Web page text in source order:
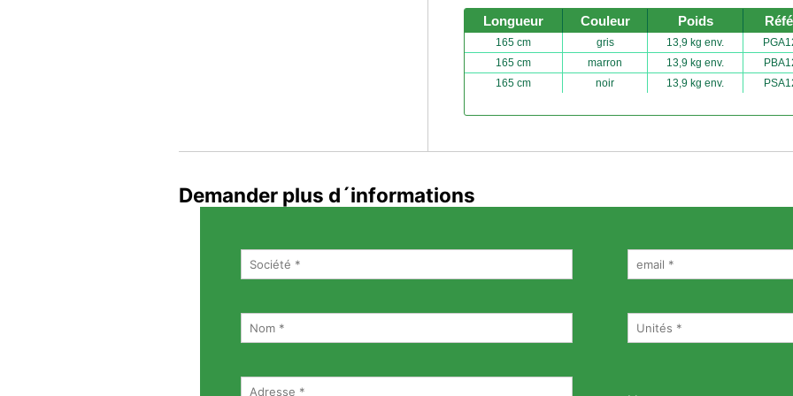
Longueur Couleur Poids
165 cm gris 13,9 kg env.
165 cm
marron 13,9 kg env.
165 cm
noir 13,9 kg env.
Demander plus d´informations